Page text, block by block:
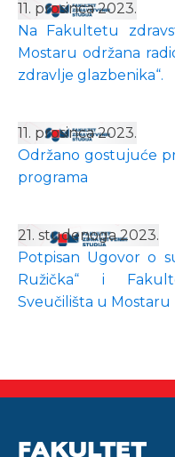
11. prosinca 2023.
Na Fakultetu
Mostaru održana
zdravlje glazbenika“.
11. prosinca 2023.
Održano gostujuće
programa
21. studenoga 2023.
Potpisan Ugovor o
Ružička“ i
Sveučilišta u Mostaru